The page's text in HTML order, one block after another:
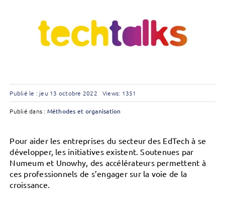
Publié le : jeu 13 octobre 2022 Views: 1351
Publié dans : Méthodes et organisation
Pour aider les entreprises du secteur des EdTech à se
développer, les initiatives existent. Soutenues par
Numeum et Unowhy, des accélérateurs permettent à
ces professionnels de s’engager sur la voie de la
croissance.